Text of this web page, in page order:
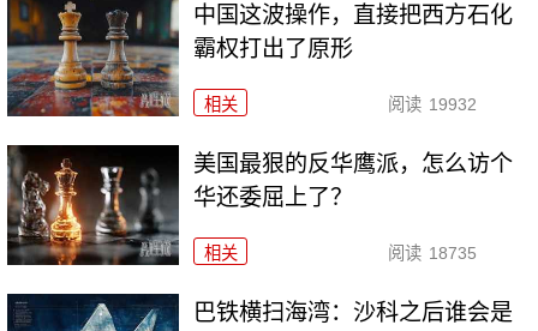
中国这波操作，直接把西方石化
霸权打出了原形
相关 阅读 19932
美国最狠的反华鹰派，怎么访个
华还委屈上了？
相关 阅读 18735
巴铁横扫海湾：沙科之后谁会是